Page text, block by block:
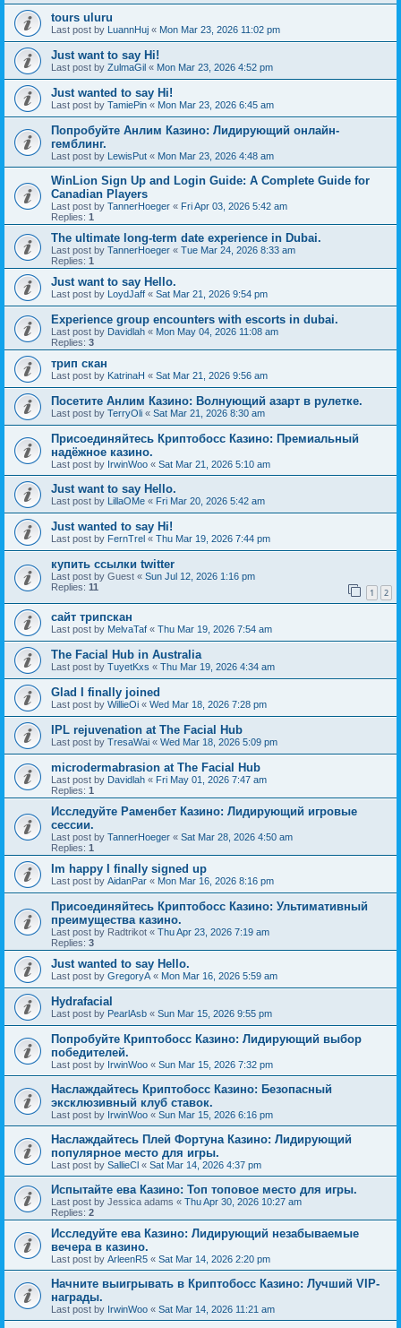
tours uluru
Last post by LuannHuj « Mon Mar 23, 2026 11:02 pm
Just want to say Hi!
Last post by ZulmaGil « Mon Mar 23, 2026 4:52 pm
Just wanted to say Hi!
Last post by TamiePin « Mon Mar 23, 2026 6:45 am
Попробуйте Анлим Казино: Лидирующий онлайн-
гемблинг.
Last post by LewisPut « Mon Mar 23, 2026 4:48 am
WinLion Sign Up and Login Guide: A Complete Guide for
Canadian Players
Last post by TannerHoeger « Fri Apr 03, 2026 5:42 am
Replies: 1
The ultimate long-term date experience in Dubai.
Last post by TannerHoeger « Tue Mar 24, 2026 8:33 am
Replies: 1
Just want to say Hello.
Last post by LoydJaff « Sat Mar 21, 2026 9:54 pm
Experience group encounters with escorts in dubai.
Last post by Davidlah « Mon May 04, 2026 11:08 am
Replies: 3
трип скан
Last post by KatrinaH « Sat Mar 21, 2026 9:56 am
Посетите Анлим Казино: Волнующий азарт в рулетке.
Last post by TerryOli « Sat Mar 21, 2026 8:30 am
Присоединяйтесь Криптобосс Казино: Премиальный
надёжное казино.
Last post by IrwinWoo « Sat Mar 21, 2026 5:10 am
Just want to say Hello.
Last post by LillaOMe « Fri Mar 20, 2026 5:42 am
Just wanted to say Hi!
Last post by FernTrel « Thu Mar 19, 2026 7:44 pm
купить ссылки twitter
Last post by Guest « Sun Jul 12, 2026 1:16 pm
Replies: 11 1 2
сайт трипскан
Last post by MelvaTaf « Thu Mar 19, 2026 7:54 am
The Facial Hub in Australia
Last post by TuyetKxs « Thu Mar 19, 2026 4:34 am
Glad I finally joined
Last post by WillieOi « Wed Mar 18, 2026 7:28 pm
IPL rejuvenation at The Facial Hub
Last post by TresaWai « Wed Mar 18, 2026 5:09 pm
microdermabrasion at The Facial Hub
Last post by Davidlah « Fri May 01, 2026 7:47 am
Replies: 1
Исследуйте Раменбет Казино: Лидирующий игровые
сессии.
Last post by TannerHoeger « Sat Mar 28, 2026 4:50 am
Replies: 1
Im happy I finally signed up
Last post by AidanPar « Mon Mar 16, 2026 8:16 pm
Присоединяйтесь Криптобосс Казино: Ультимативный
преимущества казино.
Last post by Radtrikot « Thu Apr 23, 2026 7:19 am
Replies: 3
Just wanted to say Hello.
Last post by GregoryA « Mon Mar 16, 2026 5:59 am
Hydrafacial
Last post by PearlAsb « Sun Mar 15, 2026 9:55 pm
Попробуйте Криптобосс Казино: Лидирующий выбор
победителей.
Last post by IrwinWoo « Sun Mar 15, 2026 7:32 pm
Наслаждайтесь Криптобосс Казино: Безопасный
эксклюзивный клуб ставок.
Last post by IrwinWoo « Sun Mar 15, 2026 6:16 pm
Наслаждайтесь Плей Фортуна Казино: Лидирующий
популярное место для игры.
Last post by SallieCl « Sat Mar 14, 2026 4:37 pm
Испытайте ева Казино: Топ топовое место для игры.
Last post by Jessica adams « Thu Apr 30, 2026 10:27 am
Replies: 2
Исследуйте ева Казино: Лидирующий незабываемые
вечера в казино.
Last post by ArleenR5 « Sat Mar 14, 2026 2:20 pm
Начните выигрывать в Криптобосс Казино: Лучший VIP-
награды.
Last post by IrwinWoo « Sat Mar 14, 2026 11:21 am